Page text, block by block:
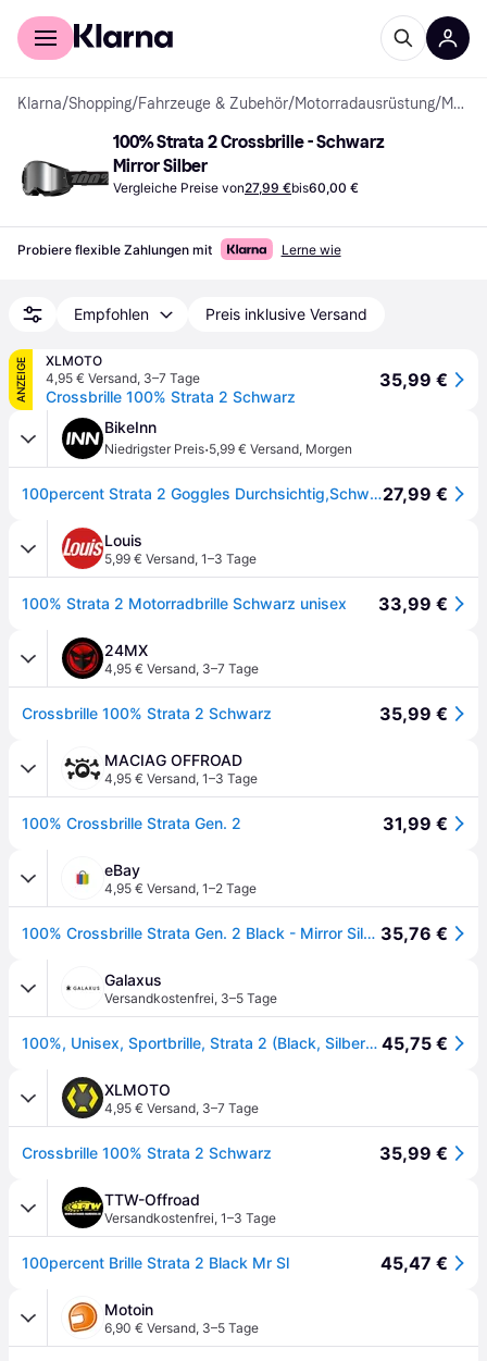
Für Shopper
Klarna/Shopping/Fahrzeuge & Zubehör/Motorradausrüstung/ Motorradbrillen
100% Strata 2 Crossbrille - Schwarz
Mirror Silber
Vergleiche Preise von27,99 €bis60,00 €
Probiere flexible Zahlungen mit Lerne wie
Empfohlen Preis inklusive Versand
ANZEIGE
XLMOTO
4,95 € Versand, 3–7 Tage
Crossbrille 100% Strata 2 Schwarz
35,99 €
BikeInn
Niedrigster Preis·5,99 € Versand, Morgen
100percent Strata 2 Goggles Durchsichtig,Schwarz Mirror Silver Lens/CAT327,99 €
Louis
5,99 € Versand, 1–3 Tage
100% Strata 2 Motorradbrille Schwarz unisex 33,99 €
24MX
4,95 € Versand, 3–7 Tage
Crossbrille 100% Strata 2 Schwarz 35,99 €
MACIAG OFFROAD
4,95 € Versand, 1–3 Tage
100% Crossbrille Strata Gen. 2 31,99 €
eBay
4,95 € Versand, 1–2 Tage
100% Crossbrille Strata Gen. 2 Black - Mirror Silver, Anti-fog 35,76 €
Galaxus
Versandkostenfrei, 3–5 Tage
100%, Unisex, Sportbrille, Strata 2 (Black, Silber), Schwarz 45,75 €
XLMOTO
4,95 € Versand, 3–7 Tage
Crossbrille 100% Strata 2 Schwarz 35,99 €
TTW-Offroad
Versandkostenfrei, 1–3 Tage
100percent Brille Strata 2 Black Mr Sl 45,47 €
Motoin
6,90 € Versand, 3–5 Tage